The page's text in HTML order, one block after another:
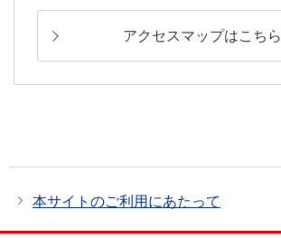
アクセスマップはこちら
本サイトのご利用にあたって